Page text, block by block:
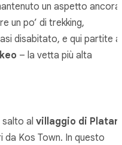
un aspetto ancora
un po’ di trekking,
disabitato, e qui partite a
– la vetta più alta
salto al villaggio di
Kos Town. In questo